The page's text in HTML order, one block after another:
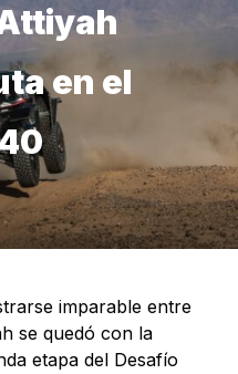
en el
imparable entre
se quedó con la
etapa del Desafío